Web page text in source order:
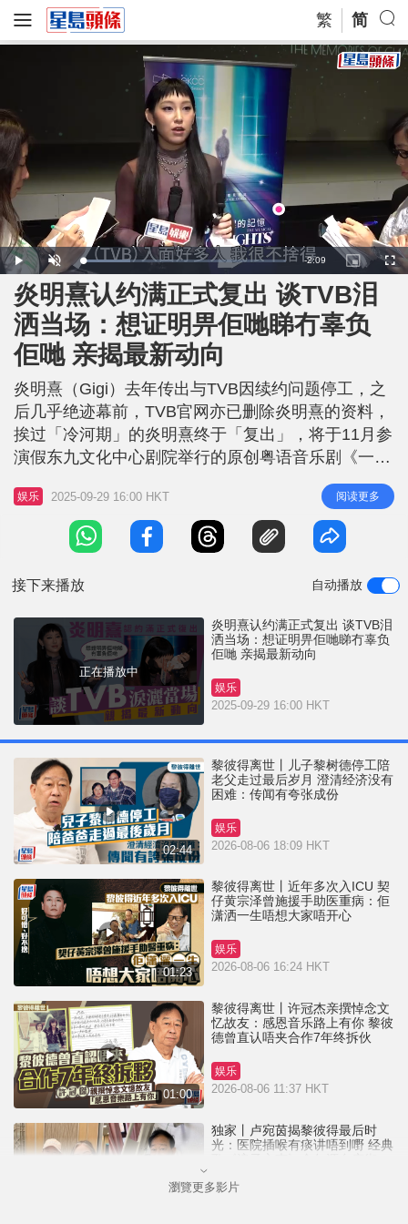
繁 简
P
l
a
y
U
n
m
u
t
e
L
o
a
d
e
.
5
1
R
e
m
n
n
-2:09
P
i
c
t
u
r
e
i
r
e
F
u
炎明熹认约满正式复出 谈TVB泪
洒当场：想证明畀佢哋睇冇辜负
佢哋 亲揭最新动向
炎明熹（Gigi）去年传出与TVB因续约问题停工，之
后几乎绝迹幕前，TVB官网亦已删除炎明熹的资料，
挨过「冷河期」的炎明熹终于「复出」，将于11月参
演假东九文化中心剧院举行的原创粤语音乐剧《一束
光 — 高锟的记忆》，共10场。炎明熹今日（29日）
与剧中演员叶巧琳、海儿、郑君炽，以及导演编剧李
敏、音乐总监Johnny Yim、周国丰出席记者会，炎明
熹获大批粉丝到场支持，不过TVB没有派员来采访。
娱乐 2025-09-29 16:00 HKT 阅读更多
接下来播放 自动播放
正在播放中
炎明熹认约满正式复出 谈TVB泪
洒当场：想证明畀佢哋睇冇辜负
佢哋 亲揭最新动向
娱乐
2025-09-29 16:00 HKT
02:44
黎彼得离世丨儿子黎树德停工陪
老父走过最后岁月 澄清经济没有
困难：传闻有夸张成份
娱乐
2026-08-06 18:09 HKT
01:23
黎彼得离世丨近年多次入ICU 契
仔黄宗泽曾施援手助医重病：佢
潇洒一生唔想大家唔开心
娱乐
2026-08-06 16:24 HKT
01:00
黎彼得离世丨许冠杰亲撰悼念文
忆故友：感恩音乐路上有你 黎彼
德曾直认唔夹合作7年终拆伙
娱乐
2026-08-06 11:37 HKT
独家丨卢宛茵揭黎彼得最后时
光：医院插喉有痰讲唔到嘢 经典
娱乐
瀏覽更多影片